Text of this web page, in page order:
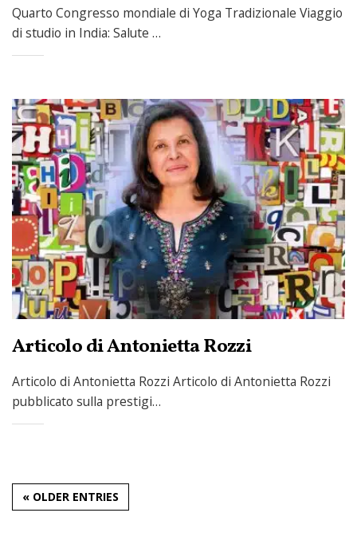
Quarto Congresso mondiale di Yoga Tradizionale Viaggio
di studio in India: Salute …
Articolo di Antonietta Rozzi
Articolo di Antonietta Rozzi Articolo di Antonietta Rozzi
pubblicato sulla prestigi…
« OLDER ENTRIES